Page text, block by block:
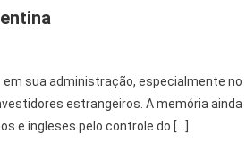
sua administração, especialmente no
estrangeiros. A memória ainda
e ingleses pelo controle do […]